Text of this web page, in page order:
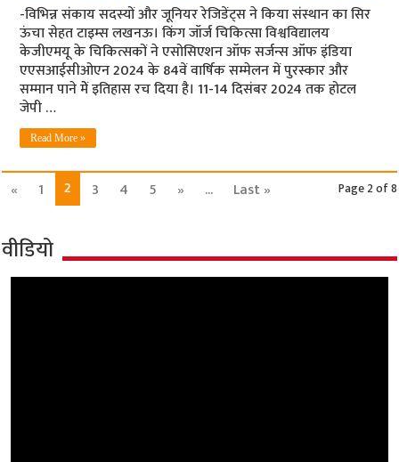
-विभिन्न संकाय सदस्यों और जूनियर रेजिडेंट्स ने किया संस्थान का सिर
ऊंचा सेहत टाइम्स लखनऊ। किंग जॉर्ज चिकित्सा विश्वविद्यालय
केजीएमयू के चिकित्सकों ने एसोसिएशन ऑफ सर्जन्स ऑफ इंडिया
एएसआईसीओएन 2024 के 84वें वार्षिक सम्मेलन में पुरस्कार और
सम्मान पाने मेें इतिहास रच दिया है। 11-14 दिसंबर 2024 तक होटल
जेपी …
Read More »
Page 2 of 8
« 1 2 3 4 5 » ... Last »
वीडियो